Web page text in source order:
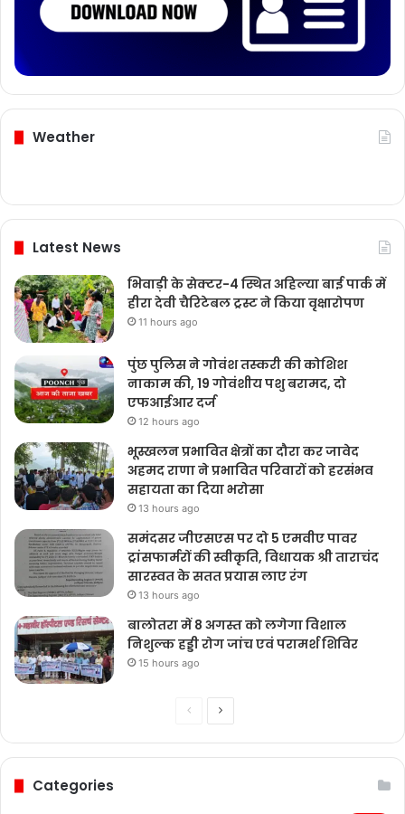
Weather
Latest News
भिवाड़ी के सेक्टर-4 स्थित अहिल्या बाई पार्क में
हीरा देवी चैरिटेबल ट्रस्ट ने किया वृक्षारोपण
11 hours ago
पुंछ पुलिस ने गोवंश तस्करी की कोशिश
नाकाम की, 19 गोवंशीय पशु बरामद, दो
एफआईआर दर्ज
12 hours ago
भूस्खलन प्रभावित क्षेत्रों का दौरा कर जावेद
अहमद राणा ने प्रभावित परिवारों को हरसंभव
सहायता का दिया भरोसा
13 hours ago
समंदसर जीएसएस पर दो 5 एमवीए पावर
ट्रांसफार्मरों की स्वीकृति, विधायक श्री ताराचंद
सारस्वत के सतत प्रयास लाए रंग
13 hours ago
बालोतरा में 8 अगस्त को लगेगा विशाल
निशुल्क हड्डी रोग जांच एवं परामर्श शिविर
15 hours ago
PreviousNext
Categories